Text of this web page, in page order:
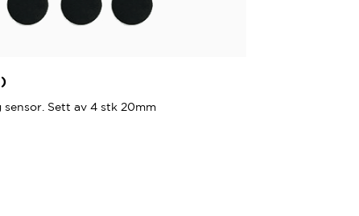
Sett av 4 stk 20mm